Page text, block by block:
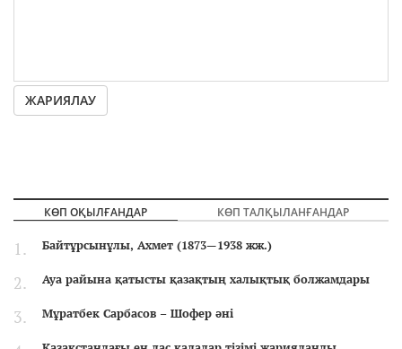
ЖАРИЯЛАУ
КӨП ОҚЫЛҒАНДАР КӨП ТАЛҚЫЛАНҒАНДАР
Байтұрсынұлы, Ахмет (1873—1938 жж.)
Ауа райына қатысты қазақтың халықтық болжамдары
Мұратбек Сарбасов – Шофер әні